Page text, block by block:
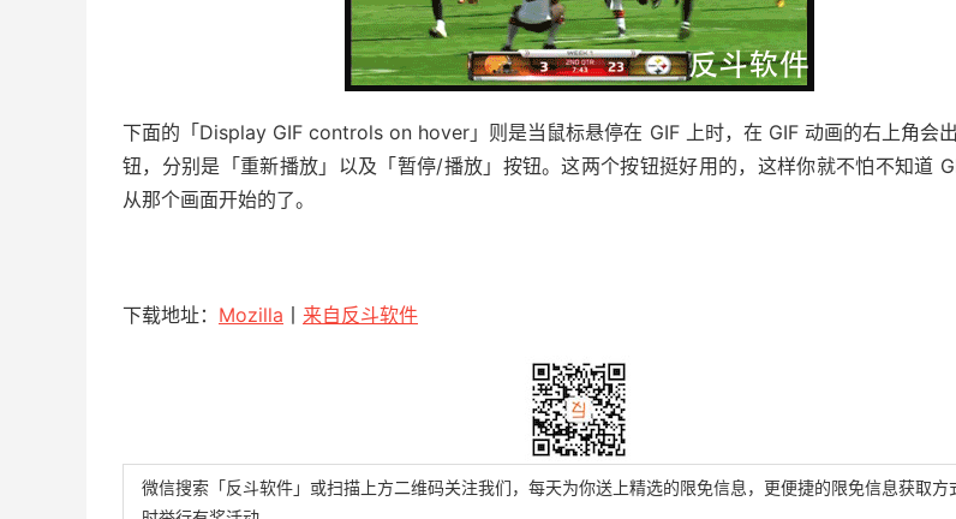
下面的「Display GIF controls on hover」则是当鼠标悬停在 GIF 上时，在 GIF 动画的右上角会
钮，分别是「重新播放」以及「暂停/播放」按钮。这两个按钮挺好用的，这样你就不怕不知道
从那个画面开始的了。
下载地址： Mozilla 来自反斗软件
微信搜索「反斗软件」或扫描上方二维码关注我们，每天为你送上精选的限免信息，更便捷的限免信息获取方